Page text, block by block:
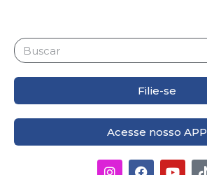
Filie-se
Acesse nosso APP